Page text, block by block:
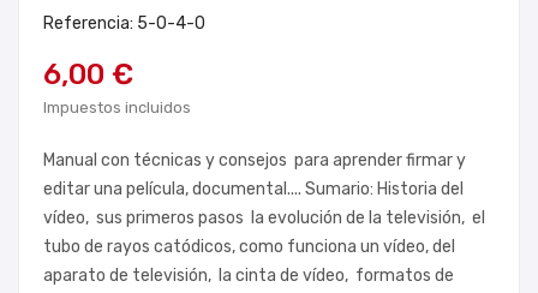
Referencia: 5-0-4-0
6,00 €
Impuestos incluidos
Manual con técnicas y consejos para aprender firmar y
editar una película, documental.... Sumario: Historia del
vídeo, sus primeros pasos la evolución de la televisión, el
tubo de rayos catódicos, como funciona un vídeo, del
aparato de televisión, la cinta de vídeo, formatos de